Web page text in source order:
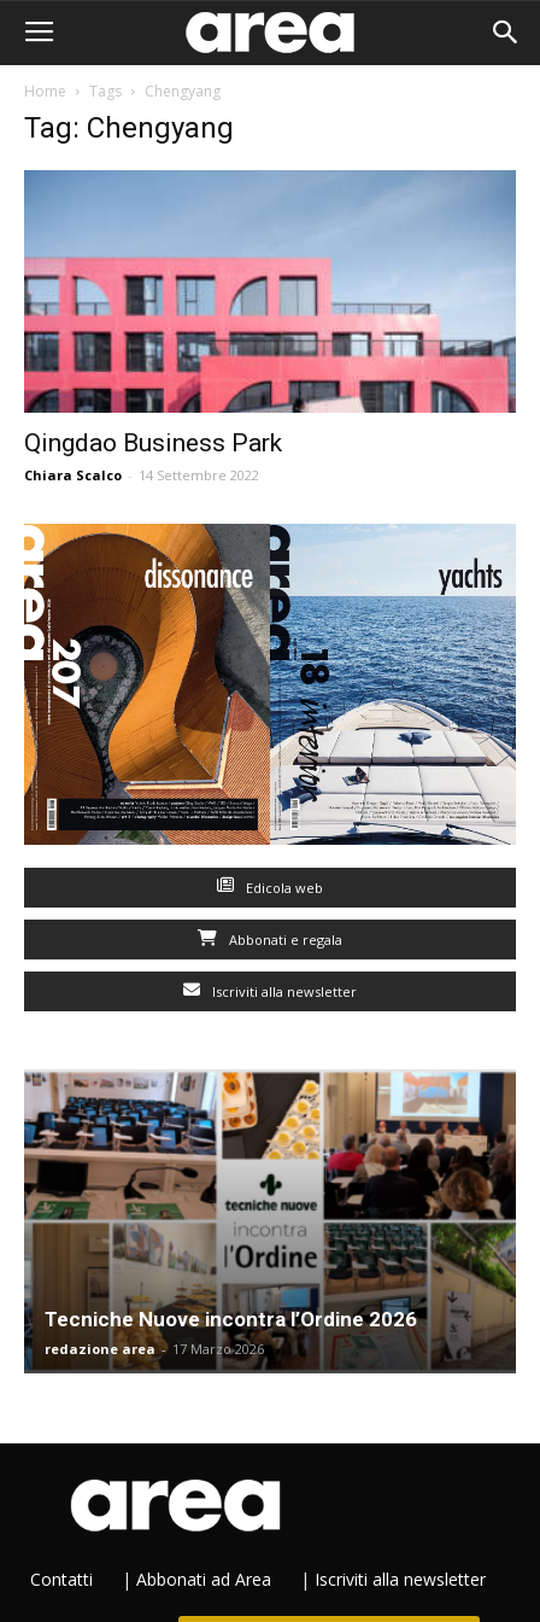
Home Tags Chengyang
Tag: Chengyang
Qingdao Business Park
Chiara Scalco - 14 Settembre 2022
Edicola web
Abbonati e regala
Iscriviti alla newsletter
Tecniche Nuove incontra l’Ordine 2026
redazione area - 17 Marzo 2026
Contatti | Abbonati ad Area | Iscriviti alla newsletter